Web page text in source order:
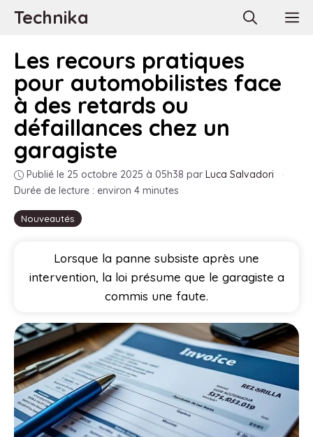
AllerTechnika
Nouveautés
Les recours pratiques
pour automobilistes face
à des retards ou
défaillances chez un
garagiste
Publié le 25 octobre 2025 à 05h38 par Luca Salvadori
·
Durée de lecture : environ 4 minutes
Lorsque la panne subsiste après une
intervention, la loi présume que le garagiste a
commis une faute.